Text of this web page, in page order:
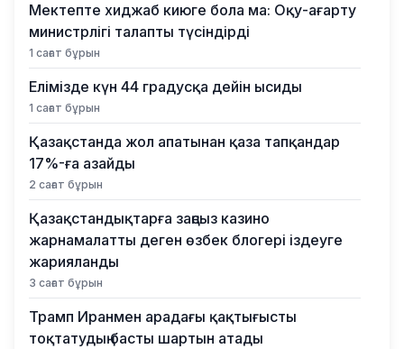
Мектепте хиджаб киюге бола ма: Оқу-ағарту
министрлігі талапты түсіндірді
1 сағат бұрын
Елімізде күн 44 градусқа дейін ысиды
1 сағат бұрын
Қазақстанда жол апатынан қаза тапқандар
17%-ға азайды
2 сағат бұрын
Қазақстандықтарға заңсыз казино
жарнамалатты деген өзбек блогері іздеуге
жарияланды
3 сағат бұрын
Трамп Иранмен арадағы қақтығысты
тоқтатудың басты шартын атады